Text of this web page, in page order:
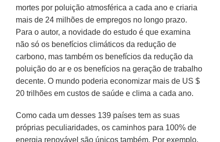
mortes por poluição atmosférica a cada ano e criaria
mais de 24 milhões de empregos no longo prazo.
Para o autor, a novidade do estudo é que examina
não só os benefícios climáticos da redução de
carbono, mas também os benefícios da redução da
poluição do ar e os benefícios na geração de trabalho
decente. O mundo poderia economizar mais de US $
20 trilhões em custos de saúde e clima a cada ano.
Como cada um desses 139 países tem as suas
próprias peculiaridades, os caminhos para 100% de
energia renovável são únicos também. Por exemplo,